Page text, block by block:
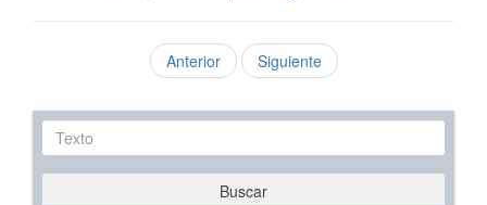
Anterior Siguiente
Texto
Buscar